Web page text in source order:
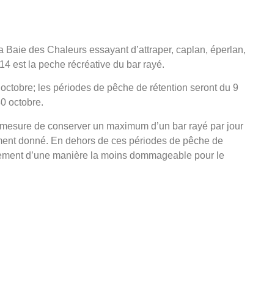
des Chaleurs essayant d’attraper, caplan, éperlan,
est la peche récréative du bar rayé.
les périodes de pêche de rétention seront du 9
octobre.
de conserver un maximum d’un bar rayé par jour
donné. En dehors de ces périodes de pêche de
d’une manière la moins dommageable pour le